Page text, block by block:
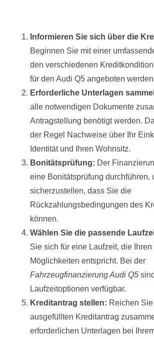
Informieren Sie sich über die
Beginnen Sie mit einer
den verschiedenen
für den Audi Q5 angeboten
Erforderliche Unterlagen
alle notwendigen Dokumente
Antragstellung benötigt werden.
der Regel Nachweise über Ihr
Identität und Ihren Wohnsitz.
Bonitätsprüfung: Der
eine Bonitätsprüfung durchführen,
sicherzustellen, dass Sie die
Rückzahlungsbedingungen des
können.
Wählen Sie die passende
Sie sich für eine Laufzeit, die
Möglichkeiten entspricht. Bei der
Fahrzeugfinanzierung Audi Q5
Laufzeitoptionen verfügbar.
Kreditantrag stellen: Reichen
ausgefüllten Kreditantrag
erforderlichen Unterlagen bei